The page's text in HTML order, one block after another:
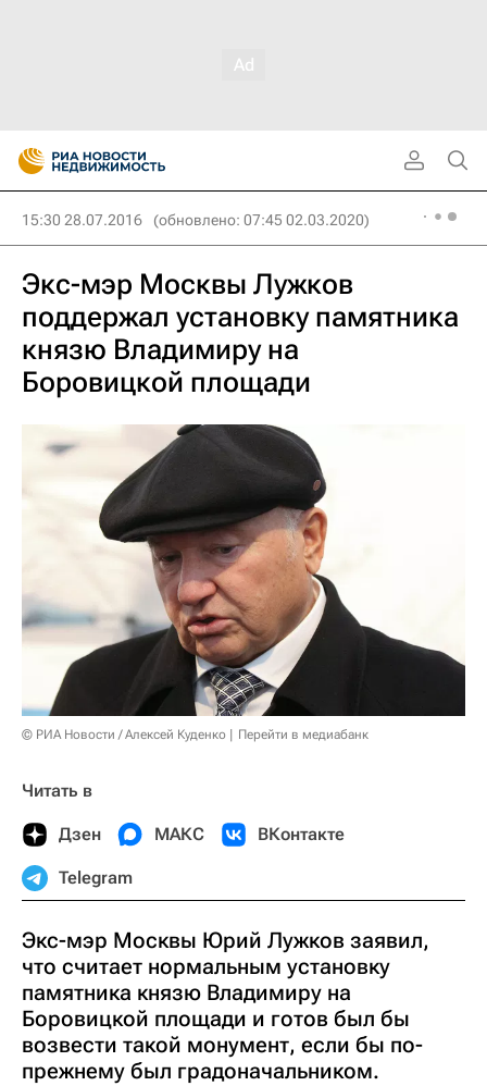
15:30 28.07.2016 (обновлено: 07:45 02.03.2020)
Экс-мэр Москвы Лужков
поддержал установку памятника
князю Владимиру на
Боровицкой площади
© РИА Новости / Алексей Куденко Перейти в медиабанк
Читать в
Дзен МАКС ВКонтакте
Telegram
Экс-мэр Москвы Юрий Лужков заявил,
что считает нормальным установку
памятника князю Владимиру на
Боровицкой площади и готов был бы
возвести такой монумент, если бы по-
прежнему был градоначальником.